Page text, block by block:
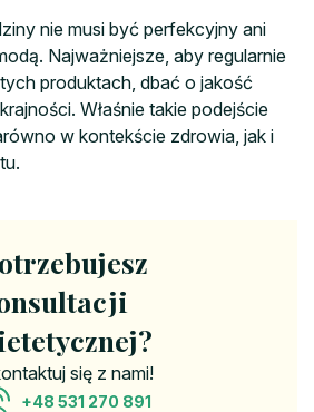
nie musi być perfekcyjny ani
Najważniejsze, aby regularnie
produktach, dbać o jakość
Właśnie takie podejście
w kontekście zdrowia, jak i
się z nami!
+48 531 270 891